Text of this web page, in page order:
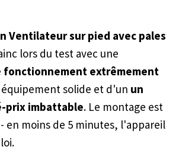
Ventilateur sur pied avec pales
lors du test avec une
fonctionnement extrêmement
solide et d'un un
prix imbattable. Le montage est
en moins de 5 minutes, l'appareil